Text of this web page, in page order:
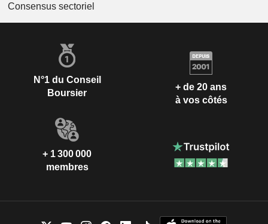
Consensus sectoriel
N°1 du Conseil
Boursier
+ de 20 ans
à vos côtés
+ 1 300 000
membres